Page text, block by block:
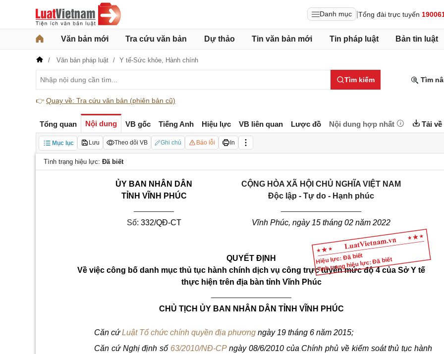
Danh mục Tổng đài trực tuyến
Văn bản mới Tra cứu văn bản Dự thảo Tin văn bản mới Tin pháp luật Bản tin luật
Văn bản pháp luật Y tế-Sức khỏe, Hành chính
Tìm kiếm Tìm
👉 Quay về: Tra cứu văn bản (phiên bản cũ)
Tổng quan Nội dung VB gốc Tiếng Anh Hiệu lực VB liên quan Lược đồ Nội dung hợp nhất Tải về
Mục lục Lưu Theo dõi VB Ghi chú Báo lỗi In
Tình trạng hiệu lực: Đã biết
Hiệu lực: Đã biết
Tình trạng hiệu lực: Đã biết
ỦY BAN NHÂN DÂN
TỈNH VĨNH PHÚC
CỘNG HÒA XÃ HỘI CHỦ NGHĨA VIỆT NAM
Độc lập - Tự do - Hạnh phúc
Số: 332/QĐ-CT Vĩnh Phúc, ngày 15 tháng 02 năm 2022
QUYẾT ĐỊNH
Về việc công bố danh mục thủ tục hành chính dịch vụ công trực tuyến mức độ 4 của Sở Y tế
thực hiện trên địa bàn tỉnh Vĩnh Phúc
CHỦ TỊCH ỦY BAN NHÂN DÂN TỈNH VĨNH PHÚC
Căn cứLuật Tổ chức chính quyền địa phương ngày 19 tháng 6 năm 2015;
Căn cứ Nghị định số 63/2010/NĐ-CPngày 08/6/2010 của Chính phủ về kiểm soát thủ tục hành